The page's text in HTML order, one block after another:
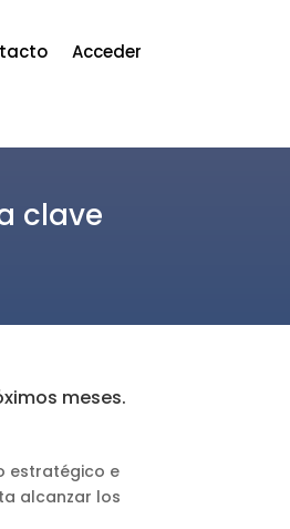
Acceder
clave
meses.
estratégico e
alcanzar los